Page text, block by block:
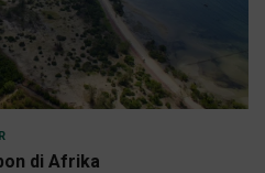
di Afrika